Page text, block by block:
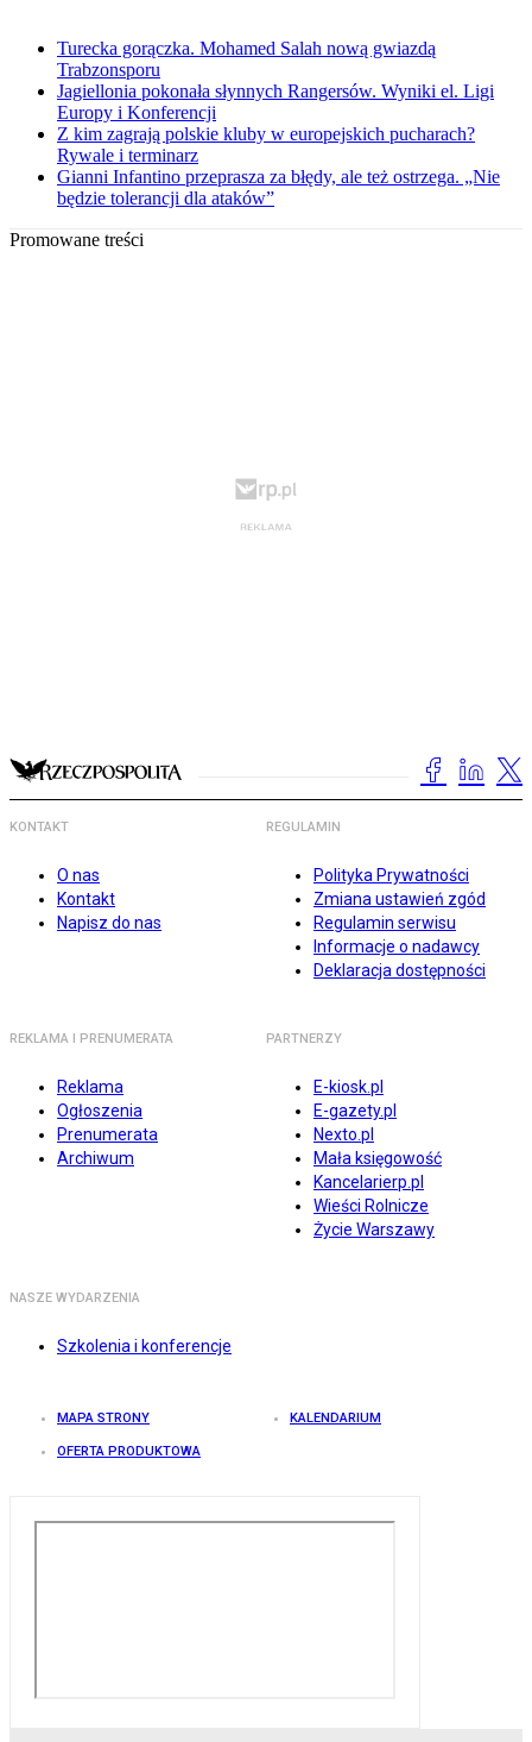
Turecka gorączka. Mohamed Salah nową gwiazdą
Trabzonsporu
Jagiellonia pokonała słynnych Rangersów. Wyniki el. Ligi
Europy i Konferencji
Z kim zagrają polskie kluby w europejskich pucharach?
Rywale i terminarz
Gianni Infantino przeprasza za błędy, ale też ostrzega. „Nie
będzie tolerancji dla ataków”
Promowane treści
KONTAKT
O nas
Kontakt
Napisz do nas
REGULAMIN
Polityka Prywatności
Zmiana ustawień zgód
Regulamin serwisu
Informacje o nadawcy
Deklaracja dostępności
REKLAMA I PRENUMERATA
Reklama
Ogłoszenia
Prenumerata
Archiwum
PARTNERZY
E-kiosk.pl
E-gazety.pl
Nexto.pl
Mała księgowość
Kancelarierp.pl
Wieści Rolnicze
Życie Warszawy
NASZE WYDARZENIA
Szkolenia i konferencje
MAPA STRONY KALENDARIUM
OFERTA PRODUKTOWA